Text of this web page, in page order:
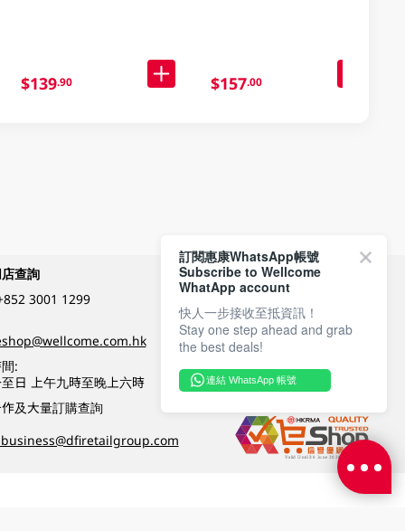
$139.90 $157.00
查詢
3001 1299
:
日 上午九時至晚上六時
及大量訂購查詢
付款方式
關注我們
訂閱惠康WhatsApp帳號
Subscribe to Wellcome
WhatApp account
快人一步接收至抵資訊！
Stay one step ahead and grab
the best deals!
連結 WhatsApp 帳號